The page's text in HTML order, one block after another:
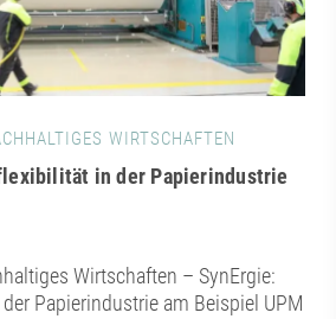
WIRTSCHAFTEN
in der Papierindustrie
Wirtschaften – SynErgie:
Papierindustrie am Beispiel UPM